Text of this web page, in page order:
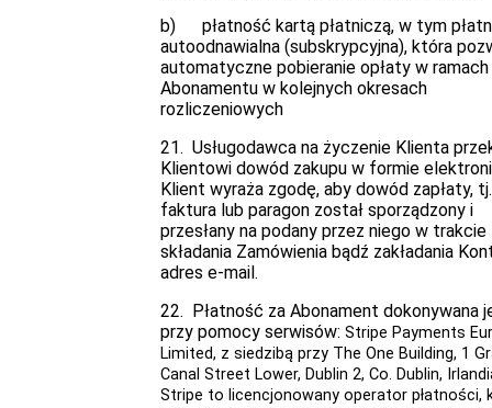
b) płatność kartą płatniczą, w tym
autoodnawialna (subskrypcyjna), która
automatyczne pobieranie opłaty w ramach
Abonamentu w kolejnych okresach
rozliczeniowych
21. Usługodawca na życzenie Klienta
Klientowi dowód zakupu w formie
Klient wyraża zgodę, aby dowód zapłaty,
faktura lub paragon został sporządzony i
przesłany na podany przez niego w trakcie
składania Zamówienia bądź zakładania
adres e-mail.
22. Płatność za Abonament dokonywana
przy pomocy serwisów: Stripe Payments
Limited, z siedzibą przy The One Building, 1
Canal Street Lower, Dublin 2, Co. Dublin,
Stripe to licencjonowany operator płatności,